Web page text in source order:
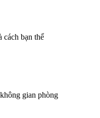
bạn thể
gian phòng